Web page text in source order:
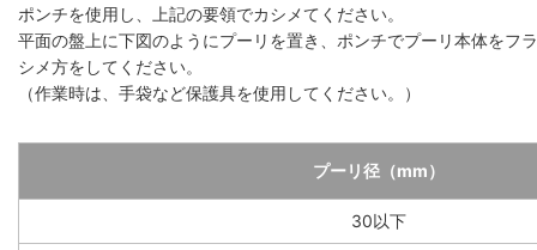
ポンチを使用し、上記の要領でカシメてください。
平面の盤上に下図のようにプーリを置き、ポンチでプーリ本体をフ
シメ方をしてください。
（作業時は、手袋など保護具を使用してください。）
プーリ径（mm）
30以下